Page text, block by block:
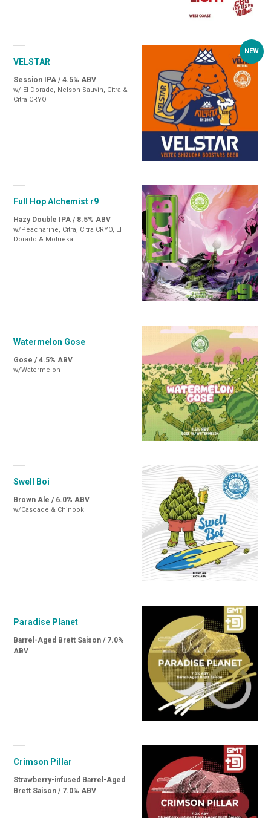
VELSTAR
Session IPA / 4.5% ABV
w/ El Dorado, Nelson Sauvin, Citra &
Citra CRYO
Full Hop Alchemist r9
Hazy Double IPA / 8.5% ABV
w/Peacharine, Citra, Citra CRYO, El
Dorado & Motueka
Watermelon Gose
Gose / 4.5% ABV
w/Watermelon
Swell Boi
Brown Ale / 6.0% ABV
w/Cascade & Chinook
Paradise Planet
Barrel-Aged Brett Saison / 7.0%
ABV
Crimson Pillar
Strawberry-infused Barrel-Aged
Brett Saison / 7.0% ABV